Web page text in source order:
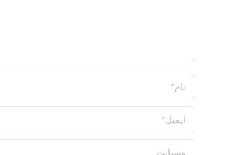
نام *
ایمیل *
وبسایت